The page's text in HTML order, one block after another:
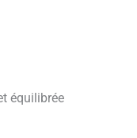
équilibrée